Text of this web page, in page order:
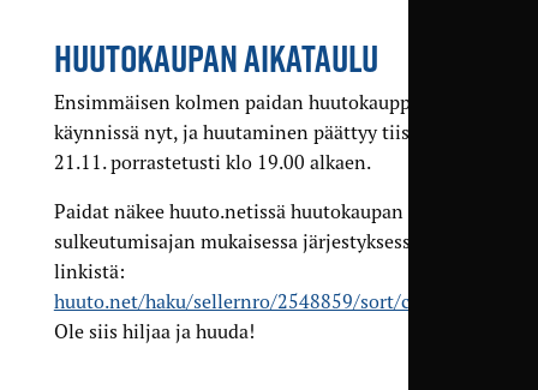
HUUTOKAUPAN AIKATAULU
Ensimmäisen kolmen paidan huutokauppa on
käynnissä nyt, ja huutaminen päättyy tiistaina
21.11. porrastetusti klo 19.00 alkaen.
Paidat näkee huuto.netissä huutokaupan
sulkeutumisajan mukaisessa järjestyksessä tästä
linkistä:
huuto.net/haku/sellernro/2548859/sort/closing
Ole siis hiljaa ja huuda!